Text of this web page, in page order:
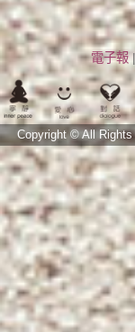
電子報
Copyright © All